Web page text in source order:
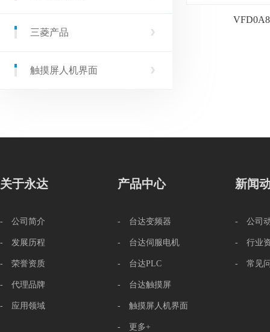
三菱产品
触摸屏人机界面
关于永达
- 公司简介
- 发展历程
- 荣誉资质
- 代理品牌
- 应用领域
产品中心
- 台达变频器
- 台达伺服电机
- 台达PLC
- 台达触摸屏
- 触摸屏人机界面
- 更多+
新闻
- 公司
- 行业
- 常见